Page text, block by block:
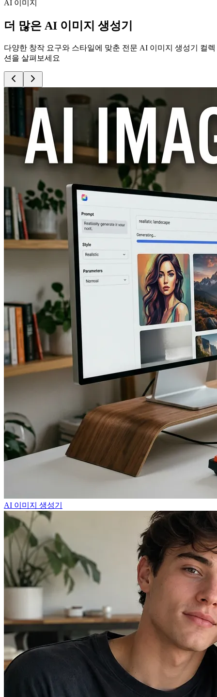
AI 이미지
더 많은 AI 이미지 생성기
다양한 창작 요구와 스타일에 맞춘 전문 AI 이미지 생성기 컬렉
션을 살펴보세요
AI 이미지 생성기